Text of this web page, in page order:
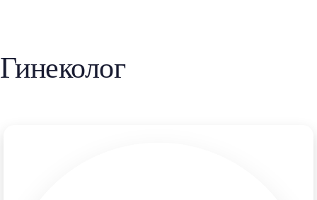
Гинеколог